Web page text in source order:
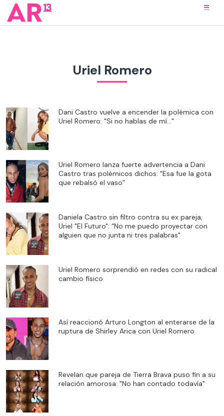
Uriel Romero
Dani Castro vuelve a encender la polémica con
Uriel Romero: "Si no hablas de mí..."
Uriel Romero lanza fuerte advertencia a Dani
Castro tras polémicos dichos: "Esa fue la gota
que rebalsó el vaso”
Daniela Castro sin filtro contra su ex pareja,
Uriel "El Futuro": “No me puedo proyectar con
alguien que no junta ni tres palabras"
Uriel Romero sorprendió en redes con su radical
cambio físico
Así reaccionó Arturo Longton al enterarse de la
ruptura de Shirley Arica con Uriel Romero
Revelan que pareja de Tierra Brava puso fin a su
relación amorosa: "No han contado todavía"